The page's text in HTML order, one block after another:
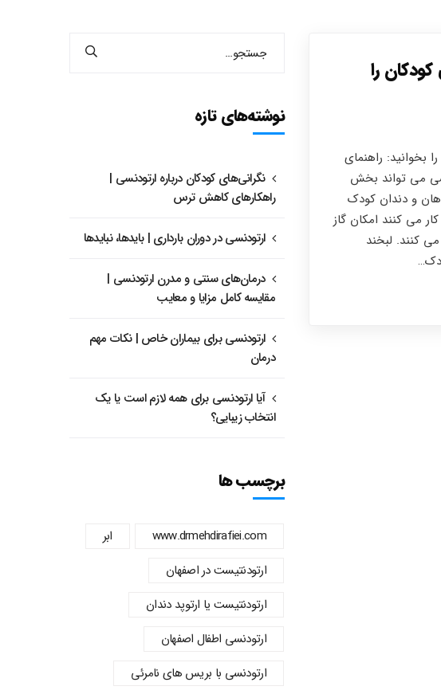
را
بخوانید: راهنمای
می تواند بخش
و دندان کودک
می کنند امکان گاز
کنند. لبخند
نوشته‌های تازه
نگرانی‌های کودکان درباره ارتودنسی |
راهکارهای کاهش ترس
ارتودنسی در دوران بارداری | بایدها، نبایدها
درمان‌های سنتی و مدرن ارتودنسی |
مقایسه کامل مزایا و معایب
ارتودنسی برای بیماران خاص | نکات مهم
درمان
آیا ارتودنسی برای همه لازم است یا یک
انتخاب زیبایی؟
برچسب ها
www.drmehdirafiei.com
ابر
ارتودنتیست در اصفهان
ارتودنتیست یا ارتوپد دندان
ارتودنسي اطفال اصفهان
ارتودنسی با بریس های نامرئی